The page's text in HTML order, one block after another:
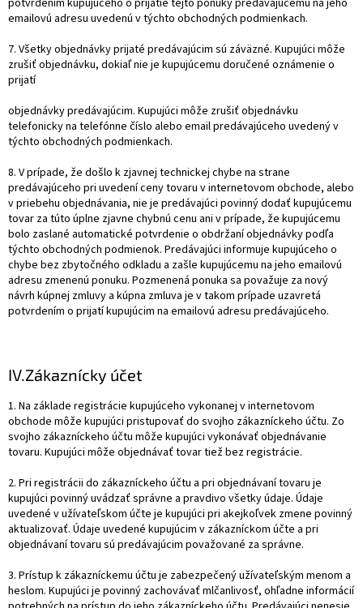
potvrdením kupujúceho o prijatie tejto ponuky predávajúcemu na jeho
emailovú adresu uvedenú v týchto obchodných podmienkach.
7. Všetky objednávky prijaté predávajúcim sú záväzné. Kupujúci môže
zrušiť objednávku, dokiaľ nie je kupujúcemu doručené oznámenie o
prijatí
objednávky predávajúcim. Kupujúci môže zrušiť objednávku
telefonicky na telefónne číslo alebo email predávajúceho uvedený v
týchto obchodných podmienkach.
8. V prípade, že došlo k zjavnej technickej chybe na strane
predávajúceho pri uvedení ceny tovaru v internetovom obchode, alebo
v priebehu objednávania, nie je predávajúci povinný dodať kupujúcemu
tovar za túto úplne zjavne chybnú cenu ani v prípade, že kupujúcemu
bolo zaslané automatické potvrdenie o obdržaní objednávky podľa
týchto obchodných podmienok. Predávajúci informuje kupujúceho o
chybe bez zbytočného odkladu a zašle kupujúcemu na jeho emailovú
adresu zmenenú ponuku. Pozmenená ponuka sa považuje za nový
návrh kúpnej zmluvy a kúpna zmluva je v takom prípade uzavretá
potvrdením o prijatí kupujúcim na emailovú adresu predávajúceho.
IV.Zákaznícky účet
1. Na základe registrácie kupujúceho vykonanej v internetovom
obchode môže kupujúci pristupovať do svojho zákazníckeho účtu. Zo
svojho zákazníckeho účtu môže kupujúci vykonávať objednávanie
tovaru. Kupujúci môže objednávať tovar tiež bez registrácie.
2. Pri registrácii do zákazníckeho účtu a pri objednávaní tovaru je
kupujúci povinný uvádzať správne a pravdivo všetky údaje. Údaje
uvedené v užívateľskom účte je kupujúci pri akejkoľvek zmene povinný
aktualizovať. Údaje uvedené kupujúcim v zákazníckom účte a pri
objednávaní tovaru sú predávajúcim považované za správne.
3. Prístup k zákazníckemu účtu je zabezpečený užívateľským menom a
heslom. Kupujúci je povinný zachovávať mlčanlivosť, ohľadne informácií